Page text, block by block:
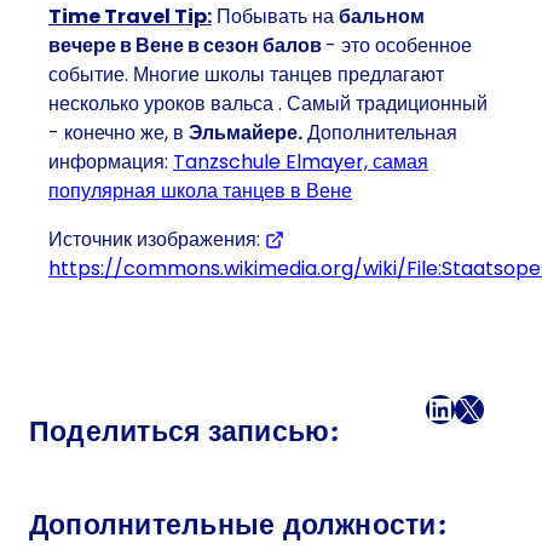
Time Travel Tip: Побывать набальном
вечере в Вене в сезон балов- это особенное
событие. Многие школы танцев предлагают
несколькоуроков вальса. Самый традиционный
- конечно же, в Эльмайере.Дополнительная
информация: Tanzschule Elmayer, самая
популярная школа танцев в Вене
Источник изображения:
https://commons.wikimedia.org/wiki/
Поделиться записью:
Facebook
LinkedIn
X
Дополнительные должности: